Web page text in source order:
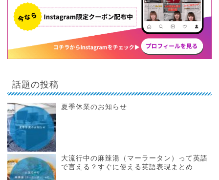
話題の投稿
夏季休業のお知らせ
大流行中の麻辣湯（マーラータン）って英語
で言える？すぐに使える英語表現まとめ